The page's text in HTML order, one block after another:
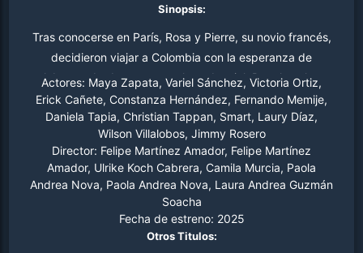
Sinopsis:
Tras conocerse en París, Rosa y Pierre, su novio francés,
decidieron viajar a Colombia con la esperanza de
celebrar su boda y pasar su luna de miel. Pero los planes
cambian tras la presentación de los suegros, quienes,
impulsados ​​por un secreto impactante, deciden frenar el
feliz matrimonio a toda costa. Entre situaciones absurdas
y un perro que, al parecer, es el único cuerdo del viaje, la
tan esperada luna de miel acabará convirtiéndose en
una auténtica luna de miel infernal.
Actores: Maya Zapata, Variel Sánchez, Victoria Ortiz,
Erick Cañete, Constanza Hernández, Fernando Memije,
Daniela Tapia, Christian Tappan, Smart, Laury Díaz,
Wilson Villalobos, Jimmy Rosero
Director: Felipe Martínez Amador, Felipe Martínez
Amador, Ulrike Koch Cabrera, Camila Murcia, Paola
Andrea Nova, Paola Andrea Nova, Laura Andrea Guzmán
Soacha
Fecha de estreno: 2025
Otros Titulos: